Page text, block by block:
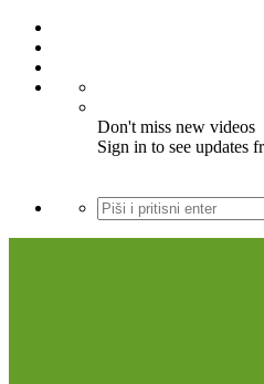
Don't miss new videos
Sign in to see updates